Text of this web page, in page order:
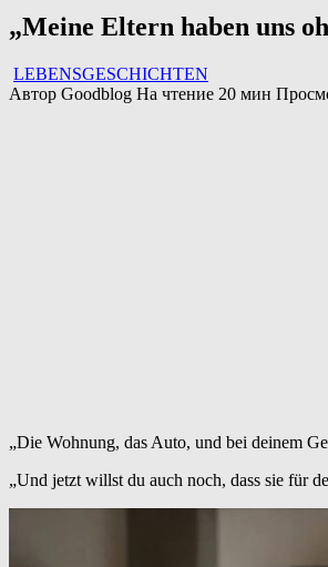
„Meine Eltern haben uns
LEBENSGESCHICHTEN
Автор Goodblog На чтение 20 мин
„Die Wohnung, das Auto, und bei deinem
„Und jetzt willst du auch noch, dass sie für